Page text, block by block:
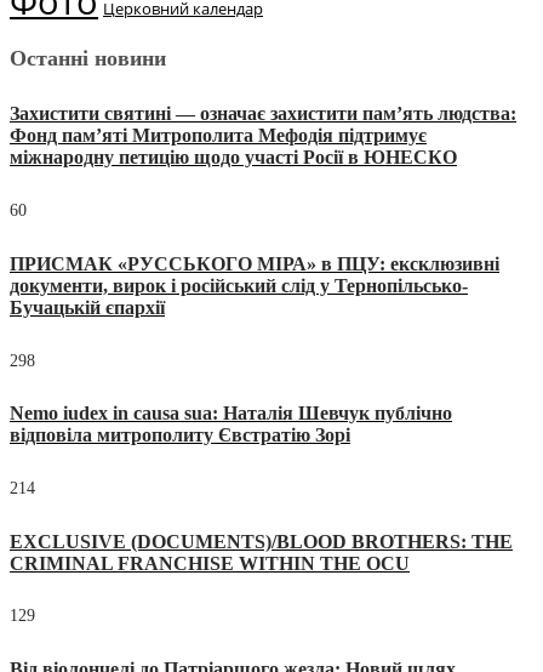
Церковний календар
Останні новини
Захистити святині — означає захистити пам’ять людства:
Фонд пам’яті Митрополита Мефодія підтримує
міжнародну петицію щодо участі Росії в ЮНЕСКО
60
ПРИСМАК «РУССЬКОГО МІРА» в ПЦУ: ексклюзивні
документи, вирок і російський слід у Тернопільсько-
Бучацькій єпархії
298
Nemo iudex in causa sua: Наталія Шевчук публічно
відповіла митрополиту Євстратію Зорі
214
EXCLUSIVE (DOCUMENTS)/BLOOD BROTHERS: THE
CRIMINAL FRANCHISE WITHIN THE OCU
129